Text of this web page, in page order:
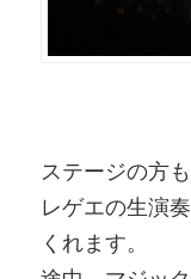
ステージの方
レゲエの生演
くれます。